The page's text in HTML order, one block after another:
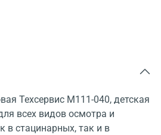
Техсервис М111-040, детская
всех видов осмотра и
в стацинарных, так и в